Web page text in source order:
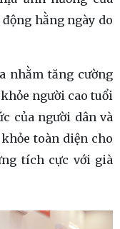
hằng ngày do
nhằm tăng cường
người cao tuổi
của người dân và
khỏe toàn diện cho
tích cực với già